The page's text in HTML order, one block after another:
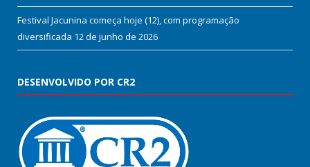
Festival Jacunina começa hoje (12), com programação
diversificada 12 de junho de 2026
DESENVOLVIDO POR CR2